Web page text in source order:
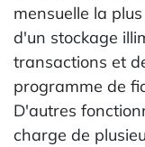
mensuelle la
d'un stockage
transactions et
programme de
D'autres
charge de